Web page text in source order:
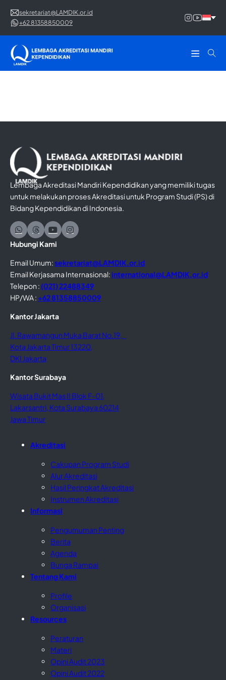
sekretariat@LAMDIK.or.id
+62 81358850009
Lembaga Akreditasi Mandiri Kependidikan yang memiliki tugas
untuk melakukan proses Akreditasi untuk Program Studi (PS) di
Bidang Kependidikan di Indonesia.
Hubungi Kami
Email Umum:sekretariat@LAMDIK.or.id
Email Kerjasama Internasional:international@LAMDIK.or.id
Telepon : (021) 22488349
HP/WA : +62 81358850009
Kantor Jakarta
Jl. Rawamangun Muka Barat No.19,
Kota Jakarta Timur 13220,
DKI Jakarta
Kantor Surabaya
Wisata Bukit Mas II Blok F-01,
Lakarsantri, Kota Surabaya 60214
Jawa Timur
Akreditasi
Cakupan Program Studi
Alur Akreditasi
Hasil Peringkat Akreditasi
Instrumen Akreditasi
Informasi
Pengumuman Penting
Berita
Agenda
Bunga Rampai
Tentang Kami
Profile
Organisasi
Resources
Peraturan
Materi
Opini Audit 2023
Opini Audit 2022